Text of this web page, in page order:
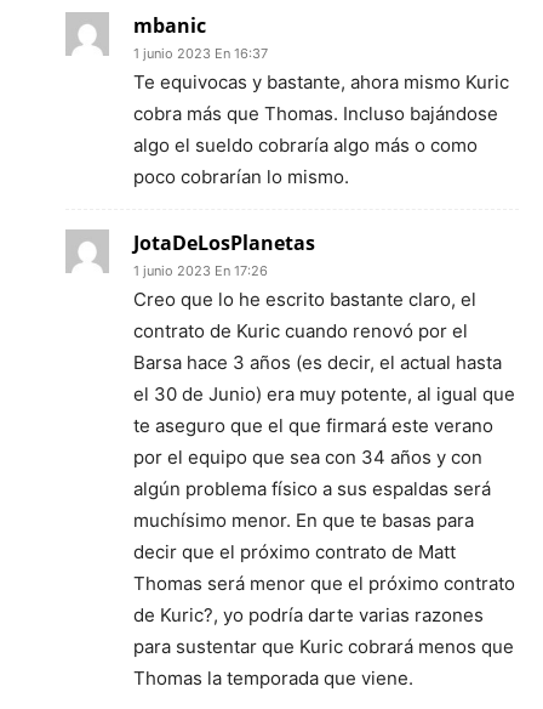
mbanic
1 junio 2023 En 16:37
Te equivocas y bastante, ahora mismo Kuric
cobra más que Thomas. Incluso bajándose
algo el sueldo cobraría algo más o como
poco cobrarían lo mismo.
JotaDeLosPlanetas
1 junio 2023 En 17:26
Creo que lo he escrito bastante claro, el
contrato de Kuric cuando renovó por el
Barsa hace 3 años (es decir, el actual hasta
el 30 de Junio) era muy potente, al igual que
te aseguro que el que firmará este verano
por el equipo que sea con 34 años y con
algún problema físico a sus espaldas será
muchísimo menor. En que te basas para
decir que el próximo contrato de Matt
Thomas será menor que el próximo contrato
de Kuric?, yo podría darte varias razones
para sustentar que Kuric cobrará menos que
Thomas la temporada que viene.